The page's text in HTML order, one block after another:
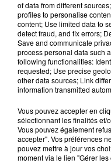
Saint-Omer : un
après l'explosion
Lucas
of data from different
profiles to personalise
content; Use limited data to
detect fraud, and fix errors;
Save and communicate
process personal data such
following functionalities:
requested; Use precise
other data sources; Link
information transmitted
Vous pouvez accepter en
sélectionnant les finalités et/
Vous pouvez également
accepter". Vos préférences
pouvez mettre à jour vos
moment via le lien "Gérer